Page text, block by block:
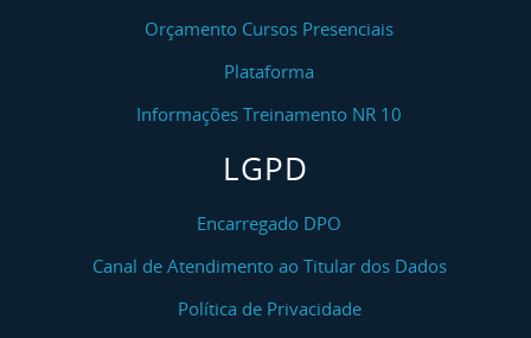
Orçamento Cursos Presenciais
Plataforma
Informações Treinamento NR 10
LGPD
Encarregado DPO
Canal de Atendimento ao Titular dos Dados
Política de Privacidade